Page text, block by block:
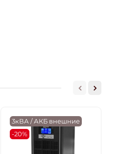
3кВА / АКБ внешние
-20%